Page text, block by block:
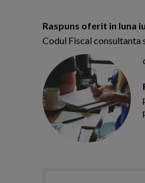
Raspuns oferit in luna
Codul Fiscal consultanta